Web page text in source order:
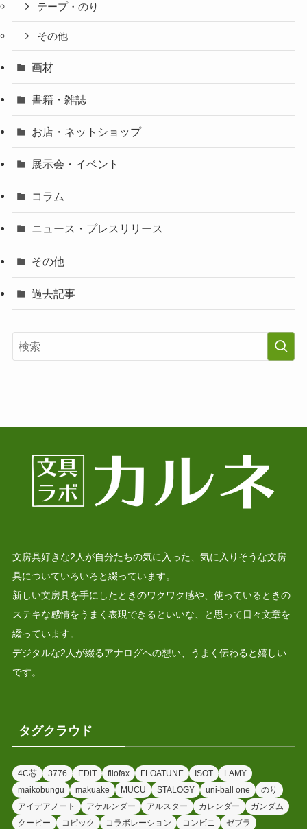
テープ・のり
その他
画材
書籍・雑誌
お店・ネットショップ
展示会・イベント
コラム
ニュース・プレスリリース
その他
過去記事
文房具好きな2人が自分たちの気に入った、気に入りそうな文房
具についていろいろと綴っています。
新しい文房具を手にしたときのワクワク感や、使っているときの
ステキな感情をうまく表現できるといいな、と思って日々文章を
綴っています。
デジタルな2人が綴るアナログへの想い、うまく伝わると嬉しい
です。
タグクラウド
4C芯 3776 EDiT filofax FLOATUNE ISOT
LAMY
maikobungu
makuake MUCU STALOGY uni-ball one
のり
アイデアノート
アケルンダー アルスター カレンダー
ガンダム
クーピー
コピック コラボレーション コンビニ ゼブラ